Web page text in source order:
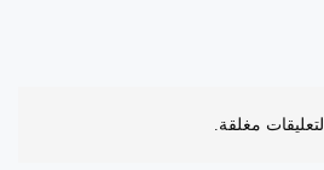
التعليقات مغلقة.